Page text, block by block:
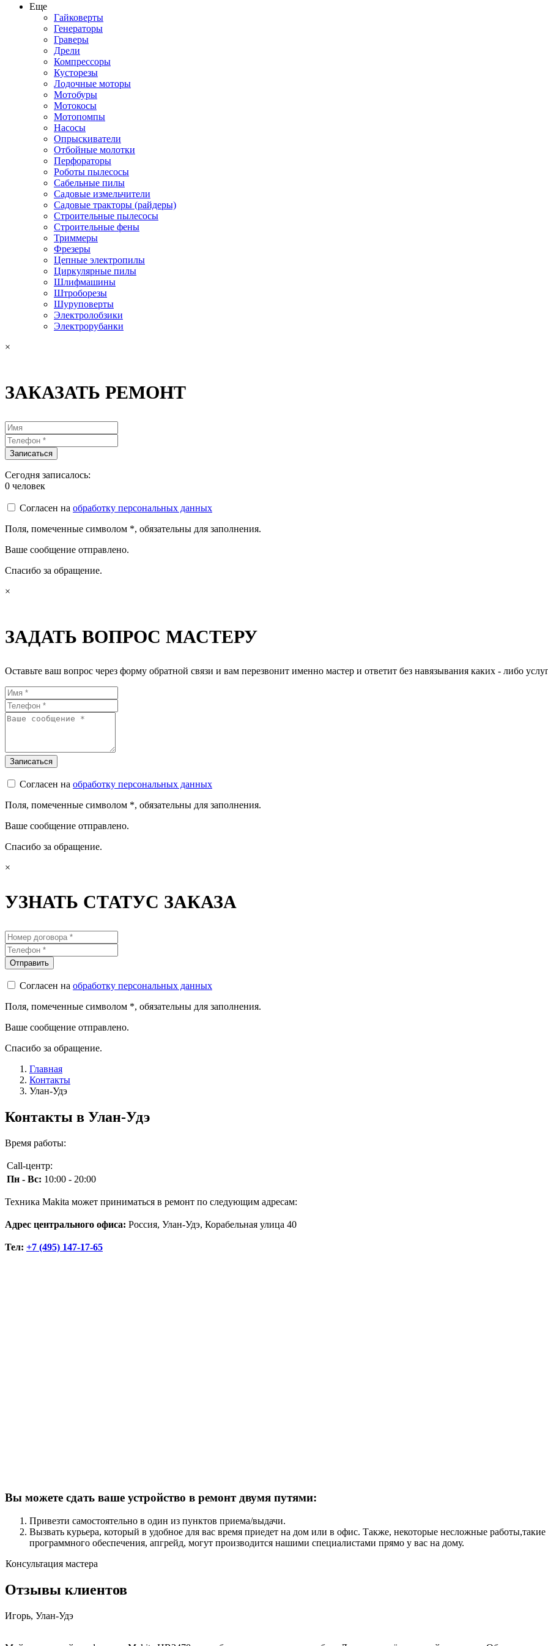
Еще
Гайковерты
Генераторы
Граверы
Дрели
Компрессоры
Кусторезы
Лодочные моторы
Мотобуры
Мотокосы
Мотопомпы
Насосы
Опрыскиватели
Отбойные молотки
Перфораторы
Роботы пылесосы
Сабельные пилы
Садовые измельчители
Садовые тракторы (райдеры)
Строительные пылесосы
Строительные фены
Триммеры
Фрезеры
Цепные электропилы
Циркулярные пилы
Шлифмашины
Штроборезы
Шуруповерты
Электролобзики
Электрорубанки
×
ЗАКАЗАТЬ РЕМОНТ
Сегодня записалось:
0 человек
Согласен на обработку персональных данных
Поля, помеченные символом *, обязательны для заполнения.
Ваше сообщение отправлено.
Спасибо за обращение.
×
ЗАДАТЬ ВОПРОС МАСТЕРУ
Оставьте ваш вопрос через форму обратной связи и вам перезвонит именно мастер и ответит без навязывания каких - либо
Согласен на обработку персональных данных
Поля, помеченные символом *, обязательны для заполнения.
Ваше сообщение отправлено.
Спасибо за обращение.
×
УЗНАТЬ СТАТУС ЗАКАЗА
Согласен на обработку персональных данных
Поля, помеченные символом *, обязательны для заполнения.
Ваше сообщение отправлено.
Спасибо за обращение.
Главная
Контакты
Улан-Удэ
Контакты в Улан-Удэ
Время работы:
Call-центр:
Пн - Вс: 10:00 - 20:00
Техника Makita может приниматься в ремонт по следующим адресам:
Адрес центрального офиса: Россия, Улан-Удэ, Корабельная улица 40
Тел: +7 (495) 147-17-65
Вы можете сдать ваше устройство в ремонт двумя путями:
Привезти самостоятельно в один из пунктов приема/выдачи.
Вызвать курьера, который в удобное для вас время приедет на дом или в офис. Также, некоторые несложные
программного обеспечения, апгрейд, могут производится нашими специалистами прямо у вас на дому.
Консультация мастера
Отзывы клиентов
Игорь, Улан-Удэ